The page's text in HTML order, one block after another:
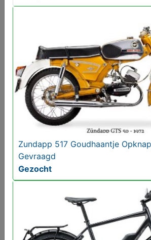
Zundapp 517 Goudhaantje
Gevraagd
Gezocht